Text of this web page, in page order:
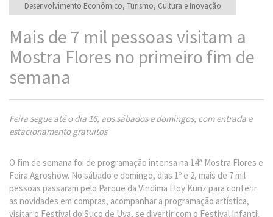
Desenvolvimento Econômico, Turismo, Cultura e Inovação
Mais de 7 mil pessoas visitam a
Mostra Flores no primeiro fim de
semana
Feira segue até o dia 16, aos sábados e domingos, com entrada e
estacionamento gratuitos
O fim de semana foi de programação intensa na 14ª Mostra Flores e
Feira Agroshow. No sábado e domingo, dias 1º e 2, mais de 7 mil
pessoas passaram pelo Parque da Vindima Eloy Kunz para conferir
as novidades em compras, acompanhar a programação artística,
visitar o Festival do Suco de Uva, se divertir com o Festival Infantil